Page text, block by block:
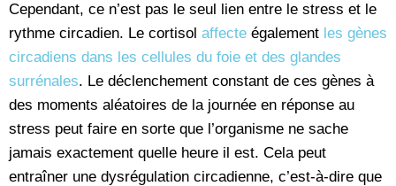
Cependant, ce n’est pas le seul lien entre le stress et le
rythme circadien. Le cortisol affecte également les gènes
circadiens dans les cellules du foie et des glandes
surrénales. Le déclenchement constant de ces gènes à
des moments aléatoires de la journée en réponse au
stress peut faire en sorte que l’organisme ne sache
jamais exactement quelle heure il est. Cela peut
entraîner une dysrégulation circadienne, c’est-à-dire que